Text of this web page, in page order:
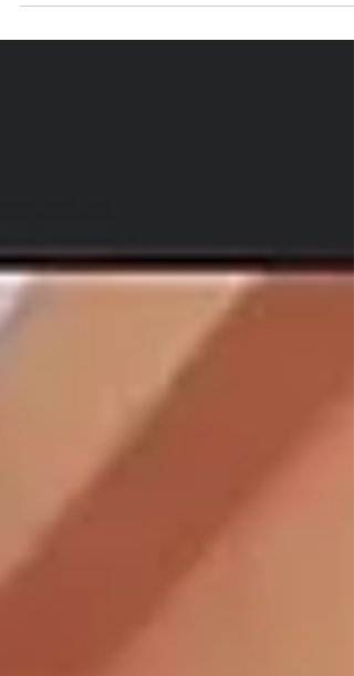
suas principais propostas...